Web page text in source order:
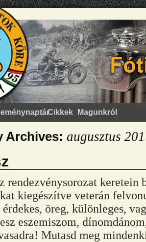
Cikkek Magunkról
Archives: augusztus
rendezvénysorozat keretein
kiegészítve veterán
öreg, különleges,
eszemiszom,
Mutasd meg